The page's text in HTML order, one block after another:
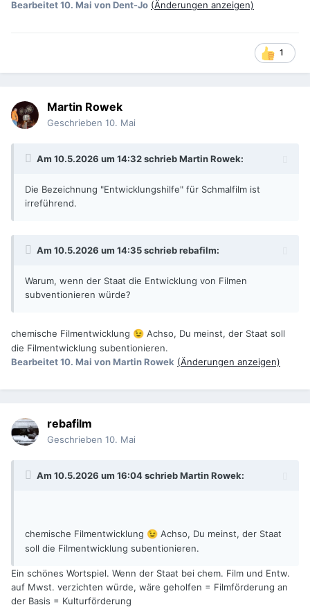
Bearbeitet10. Mai von Dent-Jo (Änderungen anzeigen)
1
Martin Rowek
Geschrieben 10. Mai
Am 10.5.2026 um 14:32 schriebMartin Rowek:
Die Bezeichnung "Entwicklungshilfe" für Schmalfilm ist
irreführend.
Am 10.5.2026 um 14:35 schriebrebafilm:
Warum, wenn der Staat die Entwicklung von Filmen
subventionieren würde?
chemische Filmentwicklung 😉 Achso, Du meinst, der Staat soll
die Filmentwicklung subentionieren.
Bearbeitet10. Mai von Martin Rowek (Änderungen anzeigen)
rebafilm
Geschrieben 10. Mai
Am 10.5.2026 um 16:04 schriebMartin Rowek:
chemische Filmentwicklung 😉 Achso, Du meinst, der Staat
soll die Filmentwicklung subentionieren.
Ein schönes Wortspiel. Wenn der Staat bei chem. Film und Entw.
auf Mwst. verzichten würde, wäre geholfen = Filmförderung an
der Basis = Kulturförderung